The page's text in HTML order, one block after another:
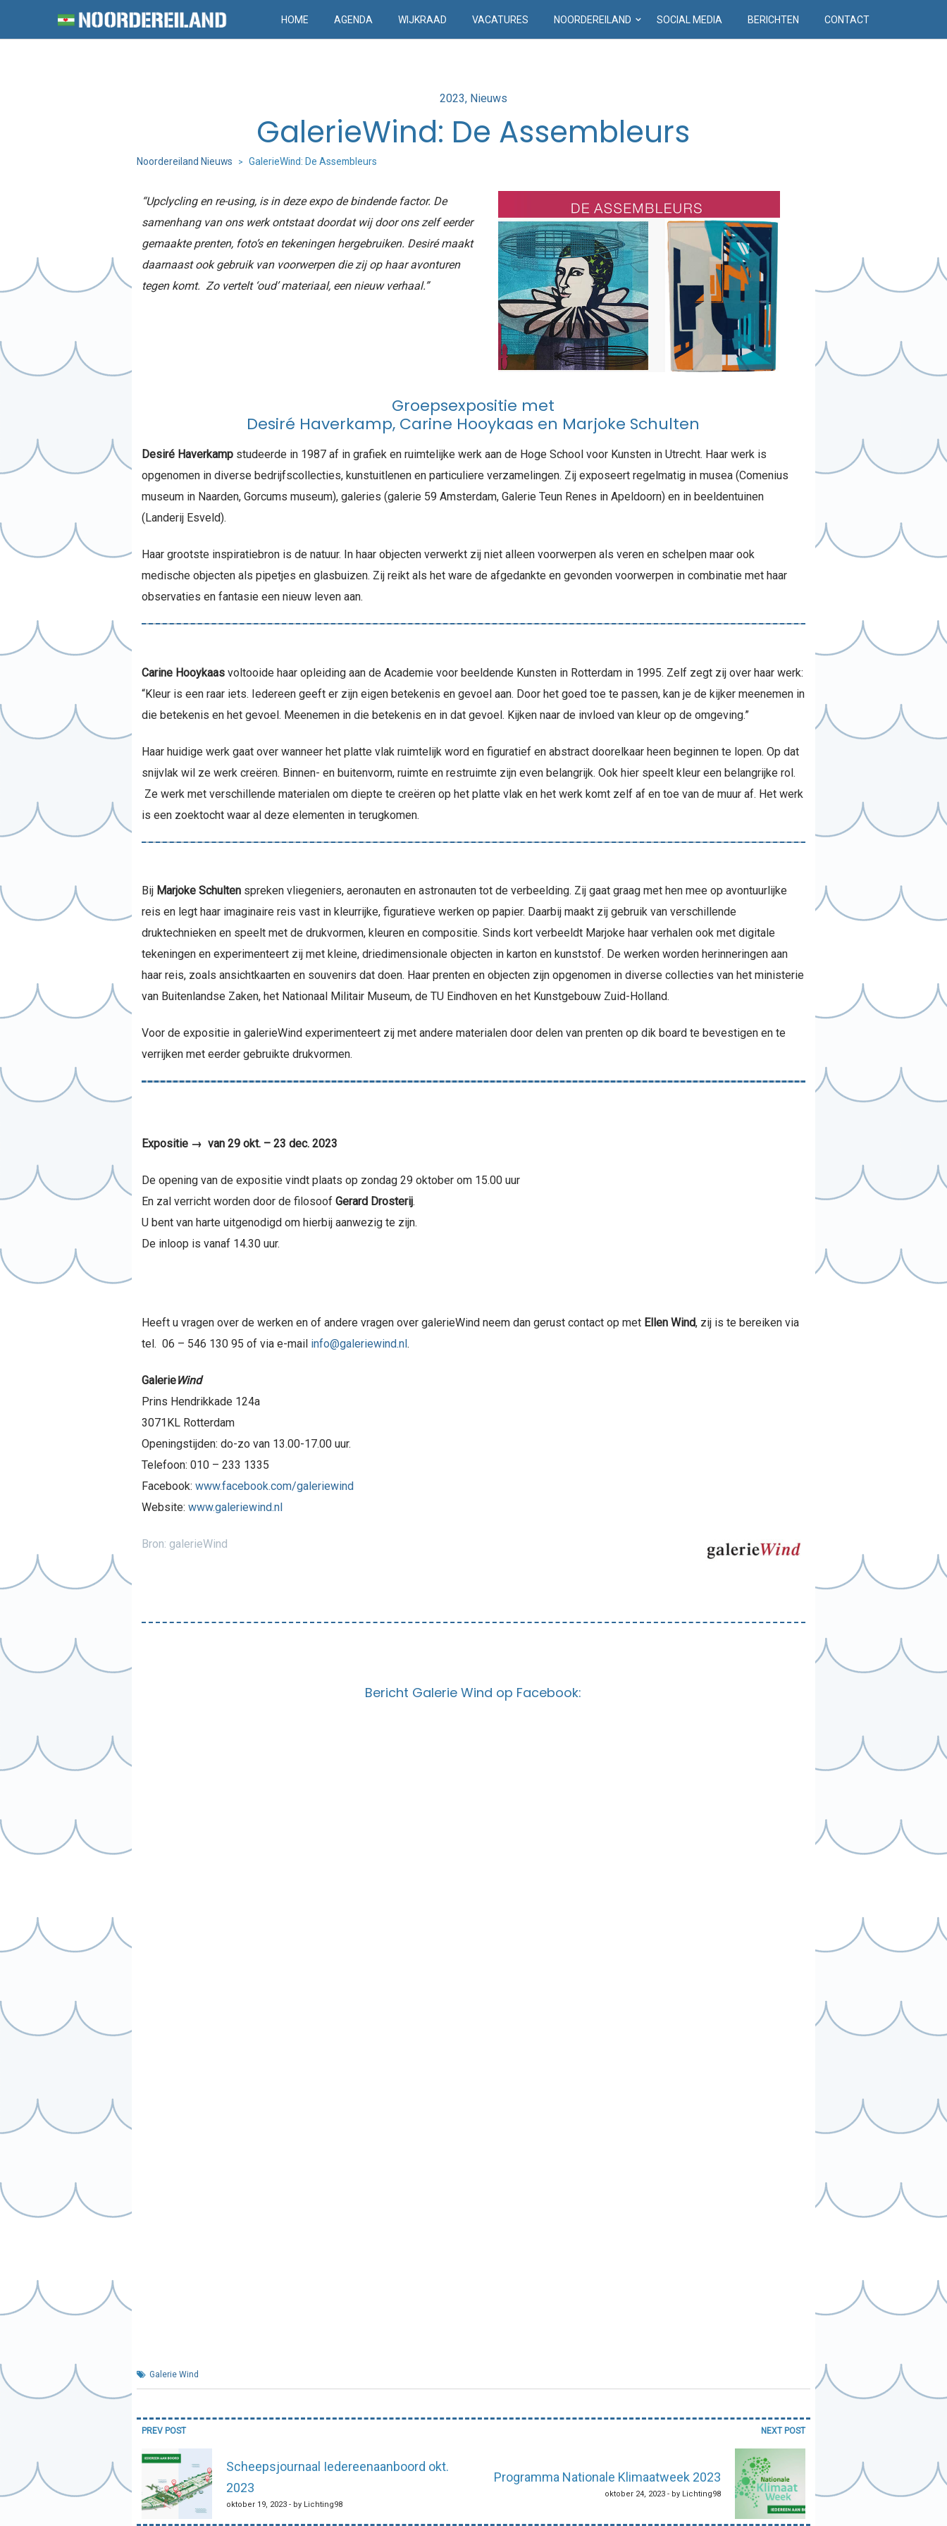
HOME AGENDA WIJKRAAD VACATURES NOORDEREILAND SOCIAL MEDIA BERICHTEN CONTACT
Posted
2023 Nieuws
GalerieWind: De Assembleurs
Noordereiland Nieuws > GalerieWind: De Assembleurs
“Upclycling en re-using, is in deze expo de bindende factor. De
samenhang van ons werk ontstaat doordat wij door ons zelf eerder
gemaakte prenten, foto’s en tekeningen hergebruiken. Desiré maakt
daarnaast ook gebruik van voorwerpen die zij op haar avonturen
tegen komt. Zo vertelt ‘oud’ materiaal, een nieuw verhaal.”
Groepsexpositie met
Desiré Haverkamp, Carine Hooykaas en Marjoke Schulten
Desiré Haverkampstudeerde in 1987 af in grafiek en ruimtelijke werk aan de Hoge School voor Kunsten in Utrecht. Haar werk is
opgenomen in diverse bedrijfscollecties, kunstuitlenen en particuliere verzamelingen. Zij exposeert regelmatig in musea (Comenius
museum in Naarden, Gorcums museum), galeries (galerie 59 Amsterdam, Galerie Teun Renes in Apeldoorn) en in beeldentuinen
(Landerij Esveld).
Haar grootste inspiratiebron is de natuur. In haar objecten verwerkt zij niet alleen voorwerpen als veren en schelpen maar ook
medische objecten als pipetjes en glasbuizen. Zij reikt als het ware de afgedankte en gevonden voorwerpen in combinatie met haar
observaties en fantasie een nieuw leven aan.
Carine Hooykaasvoltooide haar opleiding aan de Academie voor beeldende Kunsten in Rotterdam in 1995. Zelf zegt zij over haar werk:
“Kleur is een raar iets. Iedereen geeft er zijn eigen betekenis en gevoel aan. Door het goed toe te passen, kan je de kijker meenemen in
die betekenis en het gevoel. Meenemen in die betekenis en in dat gevoel. Kijken naar de invloed van kleur op de omgeving.”
Haar huidige werk gaat over wanneer het platte vlak ruimtelijk word en figuratief en abstract doorelkaar heen beginnen te lopen. Op dat
snijvlak wil ze werk creëren. Binnen- en buitenvorm, ruimte en restruimte zijn even belangrijk. Ook hier speelt kleur een belangrijke rol.
Ze werk met verschillende materialen om diepte te creëren op het platte vlak en het werk komt zelf af en toe van de muur af. Het werk
is een zoektocht waar al deze elementen in terugkomen.
Bij Marjoke Schultenspreken vliegeniers, aeronauten en astronauten tot de verbeelding. Zij gaat graag met hen mee op avontuurlijke
reis en legt haar imaginaire reis vast in kleurrijke, figuratieve werken op papier. Daarbij maakt zij gebruik van verschillende
druktechnieken en speelt met de drukvormen, kleuren en compositie. Sinds kort verbeeldt Marjoke haar verhalen ook met digitale
tekeningen en experimenteert zij met kleine, driedimensionale objecten in karton en kunststof. De werken worden herinneringen aan
haar reis, zoals ansichtkaarten en souvenirs dat doen. Haar prenten en objecten zijn opgenomen in diverse collecties van het ministerie
van Buitenlandse Zaken, het Nationaal Militair Museum, de TU Eindhoven en het Kunstgebouw Zuid-Holland.
Voor de expositie in galerieWind experimenteert zij met andere materialen door delen van prenten op dik board te bevestigen en te
verrijken met eerder gebruikte drukvormen.
Expositie → van 29 okt. – 23 dec. 2023
De opening van de expositie vindt plaats op zondag 29 oktober om 15.00 uur
En zal verricht worden door de filosoof Gerard Drosterij.
U bent van harte uitgenodigd om hierbij aanwezig te zijn.
De inloop is vanaf 14.30 uur.
Heeft u vragen over de werken en of andere vragen over galerieWind neem dan gerust contact op met Ellen Wind, zij is te bereiken via
tel. 06 – 546 130 95 of via e-mail info@galeriewind.nl .
GalerieWind
Prins Hendrikkade 124a
3071KL Rotterdam
Openingstijden: do-zo van 13.00-17.00 uur.
Telefoon: 010 – 233 1335
Facebook: www.facebook.com/galeriewind
Website: www.galeriewind.nl
Bron: galerieWind
Bericht Galerie Wind op Facebook:
Galerie Wind
Bericht
navigatie
PREV POST
Scheepsjournaal Iedereenaanboord okt.
2023
oktober 19, 2023 - by Lichting98
NEXT POST
Programma Nationale Klimaatweek 2023
oktober 24, 2023 - by Lichting98